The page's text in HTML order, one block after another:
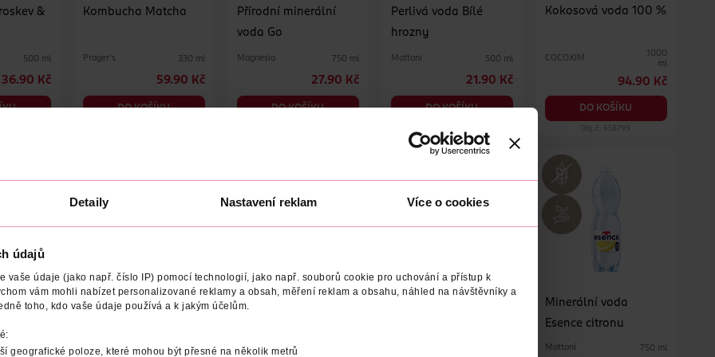
Detaily Nastavení reklam Více o cookies
údajů
vaše údaje (jako např. číslo IP) pomocí technologií, jako např. souborů cookie pro uchování a přístup k
vám mohli nabízet personalizované reklamy a obsah, měření reklam a obsahu, náhled na návštěvníky a
toho, kdo vaše údaje používá a k jakým účelům.
geografické poloze, které mohou být přesné na několik metrů
&
500 ml
36.90 Kč
Kombucha Matcha
Prager´s 330 ml
59.90 Kč
DO KOŠÍKU
Přírodní minerální
voda Go
Magnesia 750 ml
27.90 Kč
DO KOŠÍKU
Perlivá voda Bílé
hrozny
Mattoni 500 ml
21.90 Kč
DO KOŠÍKU
Kokosová voda 100 %
COCOXIM
1000
ml
94.90 Kč
DO KOŠÍKU
Obj. č.: 658799
500 ml
Aqua malina
Jupík 500 ml
Nesycený ovocný
Capri-Sun
Minerální voda
Esence citronu
Mattoni 750 ml